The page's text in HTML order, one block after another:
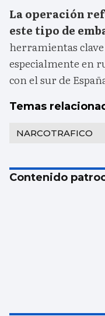
La operación
este tipo de
herramientas
especialmente en
con el sur de
Temas
NARCOTRAFICO
Contenido